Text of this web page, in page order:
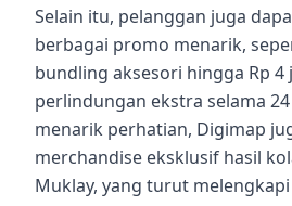
Selain itu, pelanggan juga
berbagai promo menarik,
bundling aksesori hingga Rp 4
perlindungan ekstra selama
menarik perhatian, Digimap
merchandise eksklusif hasil
Muklay, yang turut